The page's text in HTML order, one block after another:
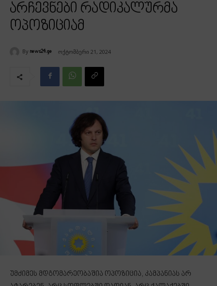
არჩევნები რადიკალურმა
ოპოზიციამ
By news24.ge ოქტომბერი 21, 2024
უმძიმეს მდგომარეობაშია ოპოზიცია, კამპანიას არ